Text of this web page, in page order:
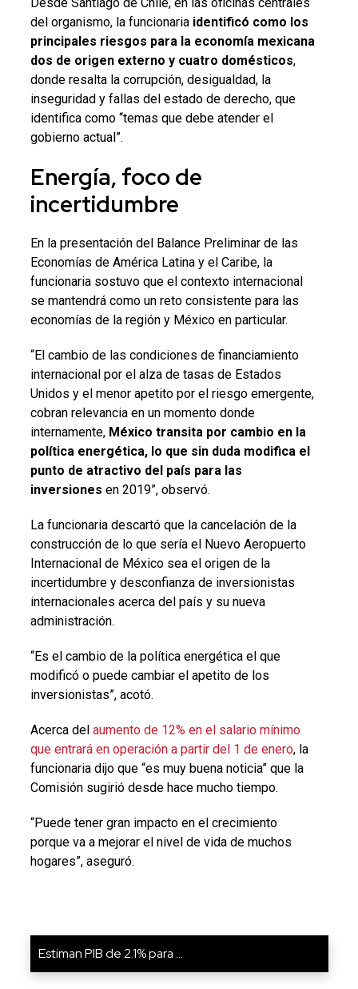
del organismo, la funcionaria identificó como los
principales riesgos para la economía mexicana
dos de origen externo y cuatro domésticos,
donde resalta la corrupción, desigualdad, la
inseguridad y fallas del estado de derecho, que
identifica como “temas que debe atender el
gobierno actual”.
Energía, foco de
incertidumbre
En la presentación del Balance Preliminar de las
Economías de América Latina y el Caribe, la
funcionaria sostuvo que el contexto internacional
se mantendrá como un reto consistente para las
economías de la región y México en particular.
“El cambio de las condiciones de financiamiento
internacional por el alza de tasas de Estados
Unidos y el menor apetito por el riesgo emergente,
cobran relevancia en un momento donde
internamente, México transita por cambio en la
política energética, lo que sin duda modifica el
punto de atractivo del país para las
inversiones en 2019”, observó.
La funcionaria descartó que la cancelación de la
construcción de lo que sería el Nuevo Aeropuerto
Internacional de México sea el origen de la
incertidumbre y desconfianza de inversionistas
internacionales acerca del país y su nueva
administración.
“Es el cambio de la política energética el que
modificó o puede cambiar el apetito de los
inversionistas”, acotó.
Acerca del aumento de 12% en el salario mínimo
que entrará en operación a partir del 1 de enero, la
funcionaria dijo que “es muy buena noticia” que la
Comisión sugirió desde hace mucho tiempo.
“Puede tener gran impacto en el crecimiento
porque va a mejorar el nivel de vida de muchos
hogares”, aseguró.
Estiman PIB de 2.1% para ...